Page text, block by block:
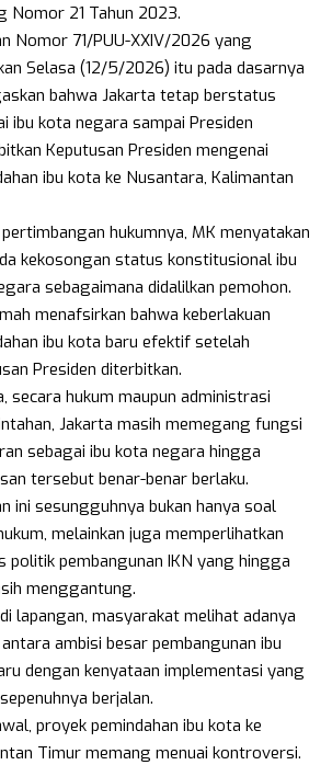
Nomor 21 Tahun 2023.
Nomor 71/PUU-XXIV/2026 yang
Selasa (12/5/2026) itu pada dasarnya
bahwa Jakarta tetap berstatus
ibu kota negara sampai Presiden
Keputusan Presiden mengenai
ibu kota ke Nusantara, Kalimantan
hukumnya, MK menyatakan
kekosongan status konstitusional ibu
sebagaimana didalilkan pemohon.
menafsirkan bahwa keberlakuan
ibu kota baru efektif setelah
Presiden diterbitkan.
secara hukum maupun administrasi
Jakarta masih memegang fungsi
sebagai ibu kota negara hingga
tersebut benar-benar berlaku.
ini sesungguhnya bukan hanya soal
melainkan juga memperlihatkan
politik pembangunan IKN yang hingga
menggantung.
lapangan, masyarakat melihat adanya
ambisi besar pembangunan ibu
dengan kenyataan implementasi yang
berjalan.
proyek pemindahan ibu kota ke
Timur memang menuai kontroversi.